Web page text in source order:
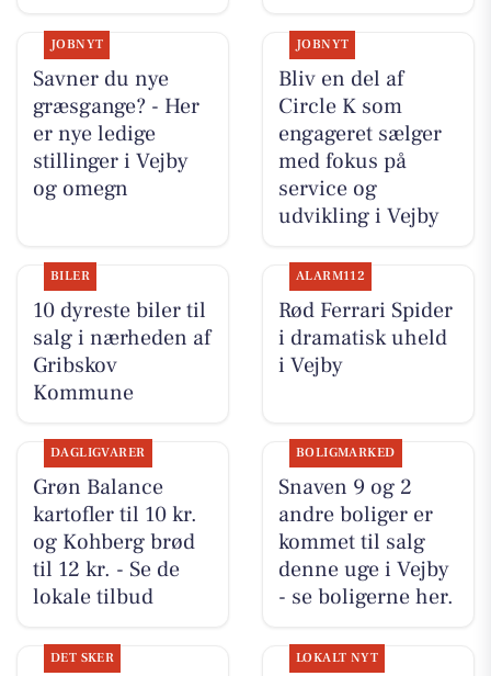
JOBNYT
Savner du nye
græsgange? - Her
er nye ledige
stillinger i Vejby
og omegn
JOBNYT
Bliv en del af
Circle K som
engageret sælger
med fokus på
service og
udvikling i Vejby
BILER
10 dyreste biler til
salg i nærheden af
Gribskov
Kommune
ALARM112
Rød Ferrari Spider
i dramatisk uheld
i Vejby
DAGLIGVARER
Grøn Balance
kartofler til 10 kr.
og Kohberg brød
til 12 kr. - Se de
lokale tilbud
BOLIGMARKED
Snaven 9 og 2
andre boliger er
kommet til salg
denne uge i Vejby
- se boligerne her.
DET SKER LOKALT NYT